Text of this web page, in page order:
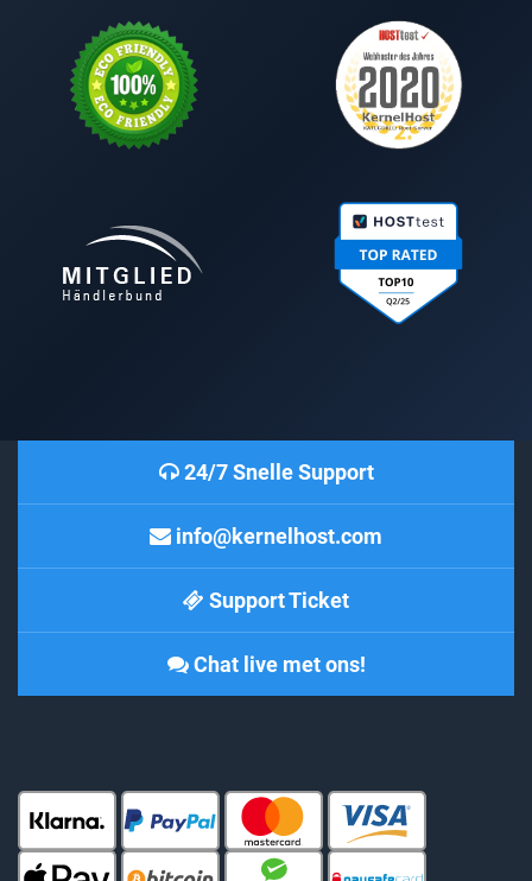
24/7 Snelle Support
info@kernelhost.com
Support Ticket
Chat live met ons!